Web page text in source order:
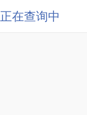
正在查询中